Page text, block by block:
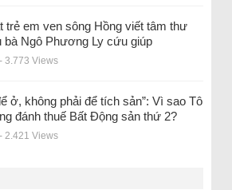
trẻ em ven sông Hồng viết tâm thư
bà Ngô Phương Ly cứu giúp
- 3.773 Views
ở, không phải để tích sản”: Vì sao Tô
đánh thuế Bất Động sản thứ 2?
- 2.421 Views